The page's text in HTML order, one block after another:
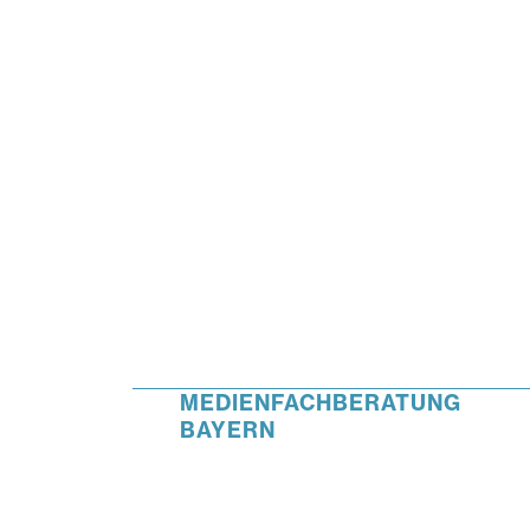
MEDIENFACHBERATUNG
BAYERN